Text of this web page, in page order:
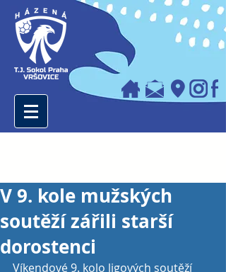
V 9. kole mužských
soutěží zářili starší
dorostenci
Víkendové 9. kolo ligových soutěží